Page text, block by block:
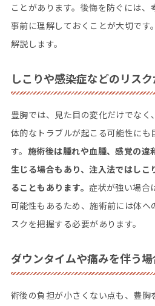
ことがあります。後悔を防ぐには、
事前に理解しておくことが大切です
解説します。
しこりや感染症などのリス
豊胸では、見た目の変化だけでな
体的なトラブルが起こる可能性にも
す。 施術後は腫れや血腫、感覚の違
生じる場合もあり、注入法ではしこ
ることもあります。症状が強い場合
可能性もあるため、施術前には体へ
スクを把握する必要があります。
ダウンタイムや痛みを伴う
術後の負担が小さくない点も、豊胸